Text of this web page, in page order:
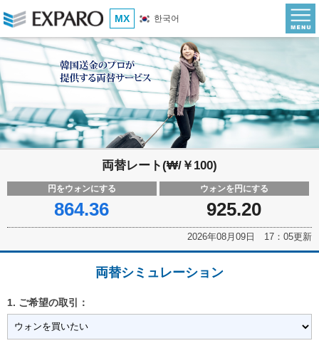
MX 한국어
両替レート(₩/￥100)
円をウォンにする
864.36
ウォンを円にする
925.20
2026年08月09日 17：05更新
両替シミュレーション
1. ご希望の取引：